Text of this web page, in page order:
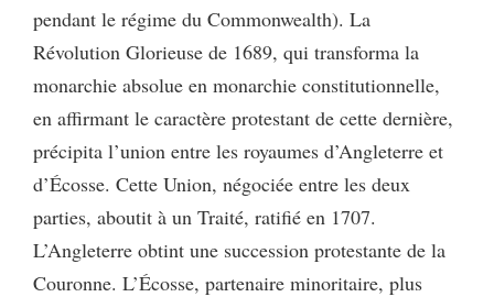
pendant le régime du Commonwealth). La
Révolution Glorieuse de 1689, qui transforma la
monarchie absolue en monarchie constitutionnelle,
en affirmant le caractère protestant de cette dernière,
précipita l’union entre les royaumes d’Angleterre et
d’Écosse. Cette Union, négociée entre les deux
parties, aboutit à un Traité, ratifié en 1707.
L’Angleterre obtint une succession protestante de la
Couronne. L’Écosse, partenaire minoritaire, plus